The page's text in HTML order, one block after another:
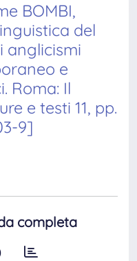
BOMBI,
del
anglicismi
e
Roma: Il
e testi 11, pp.
9]
completa